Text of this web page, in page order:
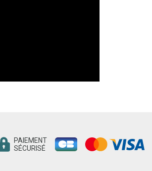
PAIEMENT
SÉCURISÉ